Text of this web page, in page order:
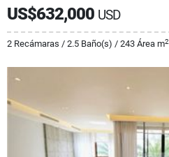
US$632,000 USD
2 Recámaras / 2.5 Baño(s) / 243 Área m2